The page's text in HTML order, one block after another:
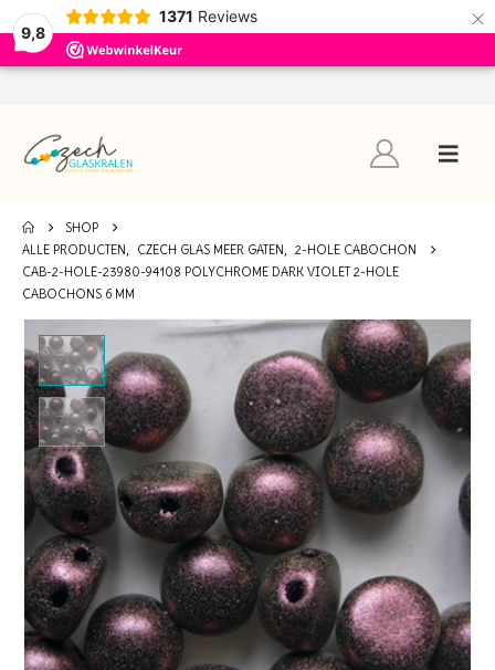
9,8
1371 Reviews ×
SHOP
ALLE PRODUCTEN, CZECH GLAS MEER GATEN, 2-HOLE CABOCHON
CAB-2-HOLE-23980-94108 POLYCHROME DARK VIOLET 2-HOLE
CABOCHONS 6 MM